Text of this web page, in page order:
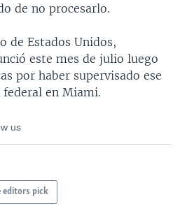
de no procesarlo.
de Estados Unidos,
este mes de julio luego
por haber supervisado ese
en Miami.
us
editors pick